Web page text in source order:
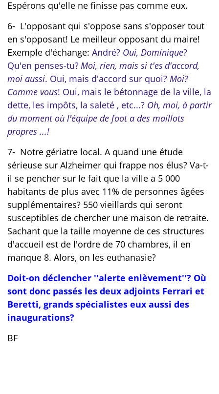
Espérons qu'elle ne finisse pas comme eux.
6- L'opposant qui s'oppose sans s'opposer tout
en s'opposant! Le meilleur opposant du maire!
Exemple d'échange: André? Oui, Dominique?
Qu'en penses-tu?Moi, rien, mais si t'esd'accord,
moi aussi. Oui, mais d'accord sur quoi? Moi?
Comme vous! Oui, mais le bétonnage de la ville, la
dette, les impôts, la saleté , etc...? Oh, moi, à partir
du moment où l'équipe de foot a des maillots
propres ...!
7- Notre gériatre local. A quand une étude
sérieuse sur Alzheimer qui frappe nos élus? Va-t-
il se pencher sur le fait que la ville a 5 000
habitants de plus avec 11% de personnes âgées
supplémentaires? 550 vieillards qui seront
susceptibles de chercher une maison de retraite.
Sachant que la taille moyenne de ces structures
d'accueil est de l'ordre de 70 chambres, il en
manque 8. Alors, on les euthanasie?
Doit-on déclencher ''alerte enlèvement''? Où
sont donc passés les deux adjoints Ferrari et
Beretti, grands spécialistes eux aussi des
inaugurations?
BF